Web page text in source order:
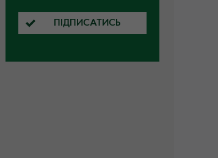
ПІДПИСАТИСЬ